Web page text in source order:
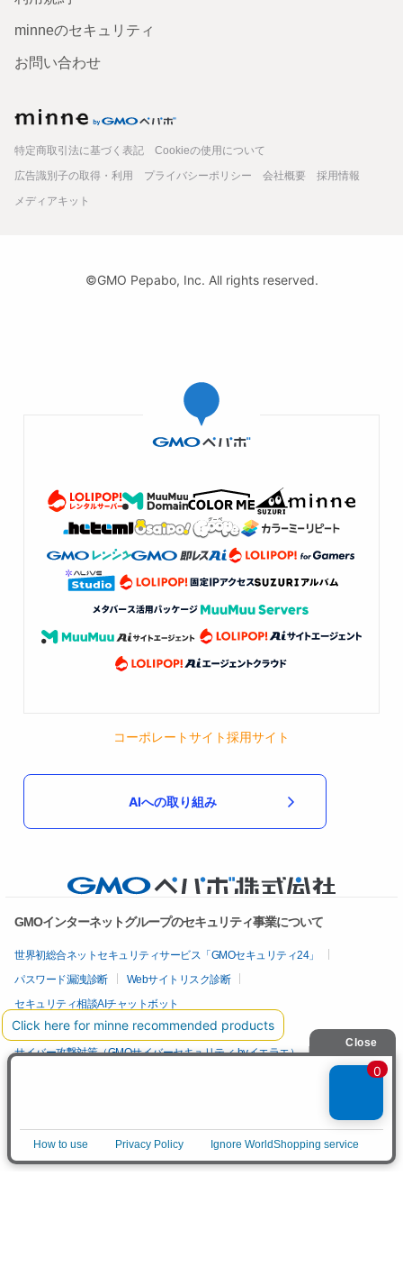
アプリで開く
minneのセキュリティ
お問い合わせ
特定商取引法に基づく表記
Cookieの使用について
広告識別子の取得・利用
プライバシーポリシー 会社概要
採用情報
メディアキット
©GMO Pepabo, Inc. All rights reserved.
コーポレートサイト採用サイト
AIへの取り組み
GMOインターネットグループのセキュリティ事業について
世界初総合ネットセキュリティサービス「GMOセキュリティ24」
パスワード漏洩診断
Webサイトリスク診断
セキュリティ相談AIチャットボット
実在証明・盗聴対策
サイバー攻撃対策（GMOサイバーセキュリティ byイエラエ）